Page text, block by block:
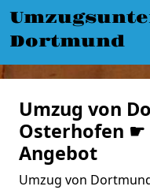
Dortmund
Umzug von
Osterhofen ☛
Angebot
Umzug von